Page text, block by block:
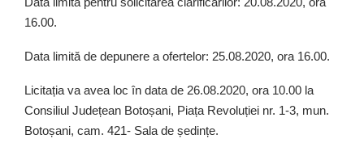
16.00.
Data limită de depunere a ofertelor: 25.08.2020, ora 16.00.
Licitația va avea loc în data de 26.08.2020, ora 10.00 la
Consiliul Județean Botoșani, Piața Revoluției nr. 1-3, mun.
Botoșani, cam. 421- Sala de ședințe.